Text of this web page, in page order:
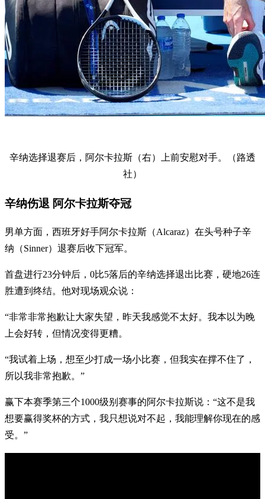
辛纳选择退赛后，阿尔卡拉斯（右）上前安慰对手。（路透
社）
辛纳伤退 阿尔卡拉斯夺冠
男单方面，西班牙好手阿尔卡拉斯（Alcaraz）在头号种子辛
纳（Sinner）退赛后收下冠军。
首盘进行23分钟后，0比5落后的辛纳选择退出比赛，硬地26连
胜遭到终结。他对现场观众说：
“非常非常抱歉让大家失望，昨天我感觉不太好。我本以为晚
上会好转，但情况变得更糟。
“我试着上场，想至少打成一场小比赛，但我实在撑不住了，
所以我非常抱歉。”
赢下本赛季第三个1000级别赛事的阿尔卡拉斯说：“这不是我
想要赢得奖杯的方式，我只想说对不起，我能理解你现在的感
受。”